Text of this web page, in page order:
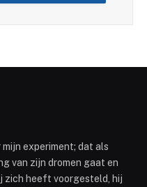
experiment; dat als
van zijn dromen gaat en
zich heeft voorgesteld, hij